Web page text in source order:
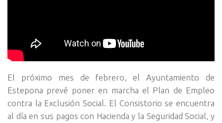
El próximo mes de febrero, el Ayuntamiento de
Estepona prevé poner en marcha el Plan de Empleo
contra la Exclusión Social. El Consistorio se encuentra
al día en sus pagos con Hacienda y la Seguridad Social, y